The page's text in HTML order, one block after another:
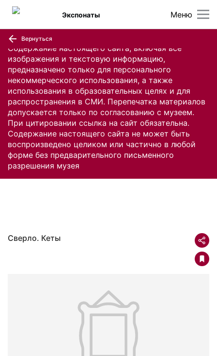
Содержание настоящего сайта, включая все
изображения и текстовую информацию,
предназначено только для персонального
некоммерческого использования, а также
использования в образовательных целях и для
распространения в СМИ. Перепечатка материалов
допускается только по согласованию с музеем.
При цитировании ссылка на сайт обязательна.
Содержание настоящего сайта не может быть
воспроизведено целиком или частично в любой
форме без предварительного письменного
разрешения музея
Меню
Экспонаты
Вернуться
Сверло. Кеты